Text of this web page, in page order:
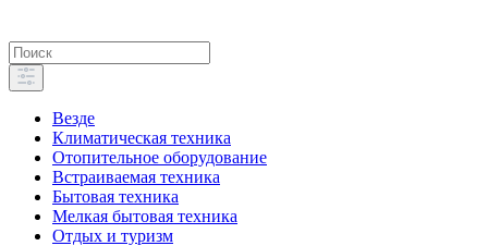
Везде
Климатическая техника
Отопительное оборудование
Встраиваемая техника
Бытовая техника
Мелкая бытовая техника
Отдых и туризм